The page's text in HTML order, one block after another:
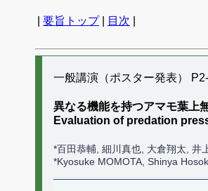
要旨トップ| 目次
一般講演（ポスター発表）
異なる機能を持つアマモ葉上
Evaluation of predation
*百田恭輔, 細川真也, 大倉翔太, 井
*Kyosuke MOMOTA, Shinya